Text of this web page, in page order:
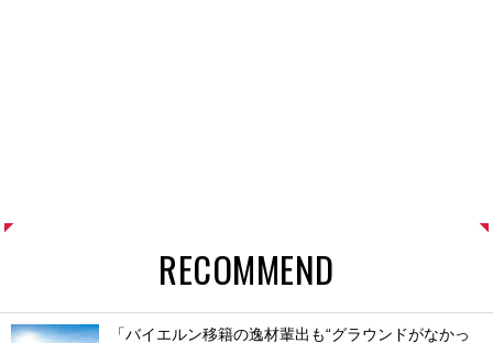
RECOMMEND
「バイエルン移籍の逸材輩出も“グラウンドがなかっ